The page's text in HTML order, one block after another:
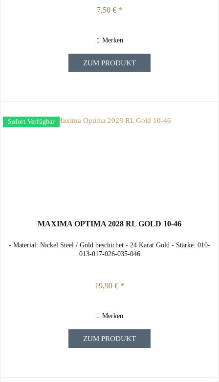
7,50 € *
Merken
ZUM PRODUKT
Sofort Verfügbar
MAXIMA OPTIMA 2028 RL GOLD 10-46
- Material: Nickel Steel / Gold beschichet - 24 Karat Gold - Stärke: 010-
013-017-026-035-046
19,90 € *
Merken
ZUM PRODUKT